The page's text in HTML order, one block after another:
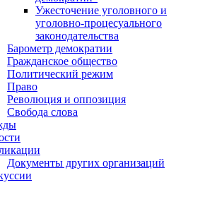
Ужесточение уголовного и
уголовно-процесуального
законодательства
Барометр демократии
Гражданское общество
Политический режим
Право
Революция и оппозиция
Свобода слова
Документы других организаций